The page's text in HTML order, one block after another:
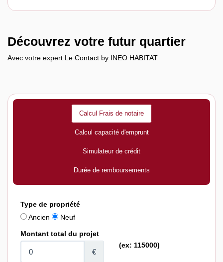
Découvrez votre futur quartier
Avec votre expert Le Contact by INEO HABITAT
Calcul Frais de notaire
Calcul capacité d'emprunt
Simulateur de crédit
Durée de remboursements